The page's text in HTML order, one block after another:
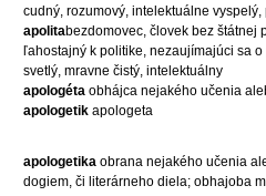
cudný, rozumový, intelektuálne
apolitabezdomovec, človek bez štátnej
ľahostajný k politike, nezaujímajúci sa o
svetlý, mravne čistý, intelektuálny
apologéta obhájca nejakého učenia
apologetik apologeta
apologetika obrana nejakého učenia
dogiem, či literárneho diela; obhajoba